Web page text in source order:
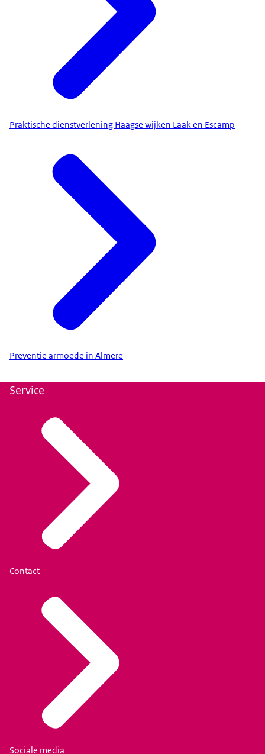
Praktische dienstverlening Haagse wijken Laak en Escamp
Preventie armoede in Almere
Service
Contact
Sociale media